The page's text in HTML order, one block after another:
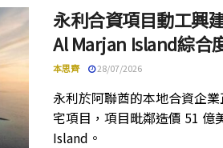
永利合資項目動工興
Al Marjan Island綜合
本思齊 28/07/2026
永利於阿聯酋的本地合資企
宅項目，項目毗鄰造價 51 億
Island。